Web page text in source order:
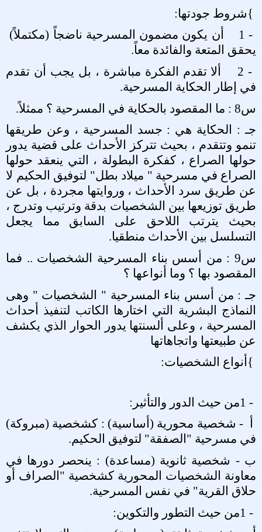
{شروط جودتها:
1 -
أن يكون مضمون المسرحية ناضجاً (مكتملاً)
يحقق المتعة والفائدة معاً.
2 -
ألا تقدم الفكرة مباشرة ، بل يجب أن تقدم
في إطار الحكاية المسرحية.
س8 : ما المقصود بالحكاية في المسرحية ؟ ممثلاً
.
جـ : الحكاية هي : جسد المسرحية ، وعن طريقها
تنمو وتتقدم ، بحيث تتركز الأحداث على قضية يدور
حولها الصراع ، كفكرة البطولة ، التي ينعقد حولها
الصراع في مسرحية " ميلاد بطل" لتوفيق الحكيم لا
عن طريق سرد الأحداث ، وروايتها مجردة ، بل عن
طريق توزيعها بين الشخصيات بدقة وترتيب وتدرج ،
بحيث يترتب اللاحق على السابق مما يجعل
التسلسل بين الأحداث منطقيا.
س9 : من أسس بناء المسرحية الشخصيات .. فما
المقصود بها ؟ وما أنواعها ؟
جـ : من أسس بناء المسرحية " الشخصيات " وهى
النماذج البشرية التي اختارها الكاتب لتنفيذ أحداث
المسرحية ، وعلى ألسنتها يدور الحوار الذي يكشف
عن طبيعتها واتجاهاتها
{ أنواع الشخصيات:
1 -من حيث الدور والتأثير :
- شخصية محورية (أساسية) : كشخصية (مبروكة)
في مسرحية "الصفقة" لتوفيق الحكيم.
ب - شخصية ثانوية (مساعدة) : ينحصر دورها في
معاونة الشخصيات المحورية كشخصية "الصراف أو
حلاق القرية" في نفس المسرحية.
1 -من حيث التطور والتكوين: